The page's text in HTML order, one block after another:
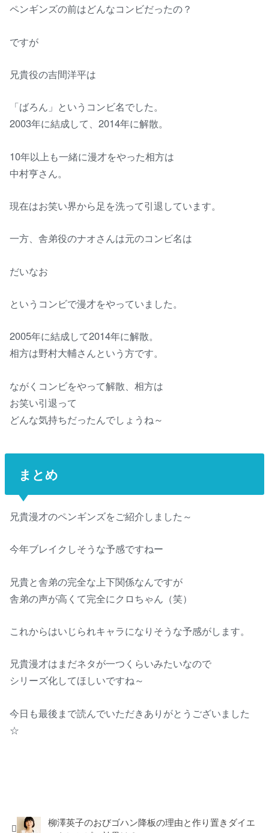
ペンギンズの前はどんなコンビだったの？
ですが
兄貴役の吉間洋平は
「ばろん」というコンビ名でした。
2003年に結成して、2014年に解散。
10年以上も一緒に漫才をやった相方は
中村亨さん。
現在はお笑い界から足を洗って引退しています。
一方、舎弟役のナオさんは元のコンビ名は
だいなお
というコンビで漫才をやっていました。
2005年に結成して2014年に解散。
相方は野村大輔さんという方です。
ながくコンビをやって解散、相方は
お笑い引退って
どんな気持ちだったんでしょうね～
まとめ
兄貴漫才のペンギンズをご紹介しました～
今年ブレイクしそうな予感ですねー
兄貴と舎弟の完全な上下関係なんですが
舎弟の声が高くて完全にクロちゃん（笑）
これからはいじられキャラになりそうな予感がします。
兄貴漫才はまだネタが一つくらいみたいなので
シリーズ化してほしいですね～
今日も最後まで読んでいただきありがとうございました
☆
柳澤英子のおびゴハン降板の理由と作り置きダイエ